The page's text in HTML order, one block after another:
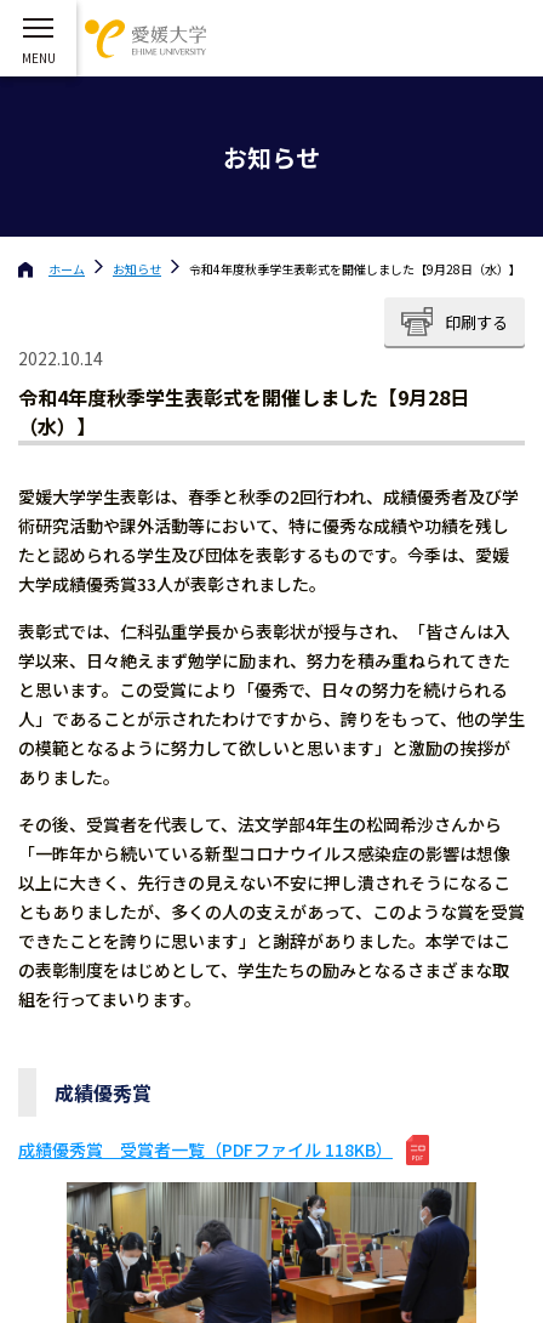
お知らせ
ホーム お知らせ 令和4年度秋季学生表彰式を開催しました【9月28日（水）】
印刷する
2022.10.14
令和4年度秋季学生表彰式を開催しました【9月28日
（水）】
愛媛大学学生表彰は、春季と秋季の2回行われ、成績優秀者及び学
術研究活動や課外活動等において、特に優秀な成績や功績を残し
たと認められる学生及び団体を表彰するものです。今季は、愛媛
大学成績優秀賞33人が表彰されました。
表彰式では、仁科弘重学長から表彰状が授与され、「皆さんは入
学以来、日々絶えまず勉学に励まれ、努力を積み重ねられてきた
と思います。この受賞により「優秀で、日々の努力を続けられる
人」であることが示されたわけですから、誇りをもって、他の学生
の模範となるように努力して欲しいと思います」と激励の挨拶が
ありました。
その後、受賞者を代表して、法文学部4年生の松岡希沙さんから
「一昨年から続いている新型コロナウイルス感染症の影響は想像
以上に大きく、先行きの見えない不安に押し潰されそうになるこ
ともありましたが、多くの人の支えがあって、このような賞を受賞
できたことを誇りに思います」と謝辞がありました。本学ではこ
の表彰制度をはじめとして、学生たちの励みとなるさまざまな取
組を行ってまいります。
成績優秀賞
成績優秀賞 受賞者一覧（PDFファイル 118KB）